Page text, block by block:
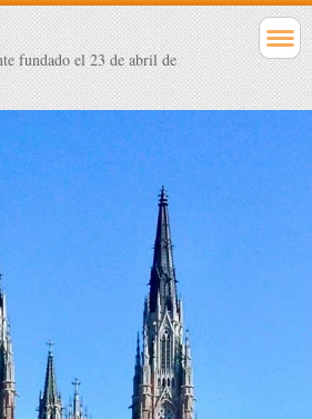
fundado el 23 de abril de